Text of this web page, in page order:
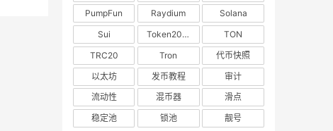
PumpFun
Raydium
Solana
Sui
Token2022
TON
TRC20
Tron
代币快照
以太坊
发币教程
审计
流动性
混币器
滑点
稳定池
锁池 靓号